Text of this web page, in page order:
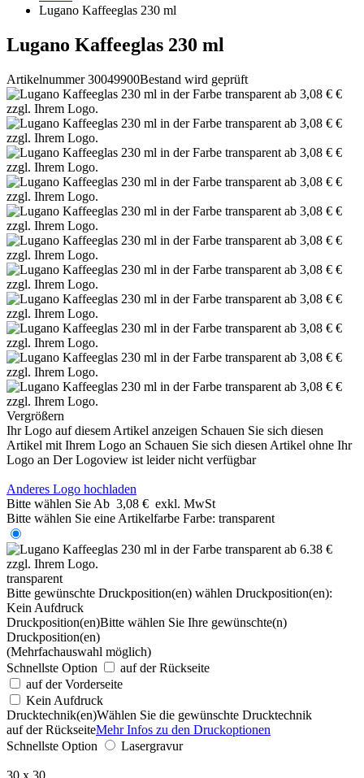
Lugano Kaffeeglas 230 ml
Lugano Kaffeeglas 230 ml
Artikelnummer 30049900Bestand wird geprüft
Vergrößern
Ihr Logo auf diesem Artikel anzeigen Schauen Sie sich diesen
Artikel mit Ihrem Logo an Schauen Sie sich diesen Artikel ohne Ihr
Logo an Der Logoview ist leider nicht verfügbar
Anderes Logo hochladen
Bitte wählen Sie Ab 3,08 € exkl. MwSt
Bitte wählen Sie eine Artikelfarbe Farbe: transparent
transparent
Bitte gewünschte Druckposition(en) wählen Druckposition(en):
Kein Aufdruck
Druckposition(en)Bitte wählen Sie Ihre gewünschte(n)
Druckposition(en)
(Mehrfachauswahl möglich)
Schnellste Option
auf der Rückseite
auf der Vorderseite
Kein Aufdruck
Drucktechnik(en)Wählen Sie die gewünschte Drucktechnik
auf der RückseiteMehr Infos zu den Druckoptionen
Schnellste Option
Lasergravur
30 x 30